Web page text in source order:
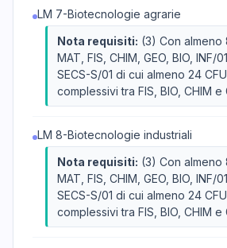
LM 7-Biotecnologie agrarie
Nota requisiti: (3) Con almeno
MAT, FIS, CHIM, GEO, BIO, INF/
SECS-S/01 di cui almeno 24
complessivi tra FIS, BIO, CHIM e
LM 8-Biotecnologie industriali
Nota requisiti: (3) Con almeno
MAT, FIS, CHIM, GEO, BIO, INF/
SECS-S/01 di cui almeno 24
complessivi tra FIS, BIO, CHIM e